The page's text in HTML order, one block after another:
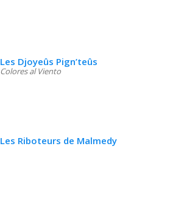
Les Djoyeûs Pign’teûs
Colores al Viento
Les Riboteurs de Malmedy